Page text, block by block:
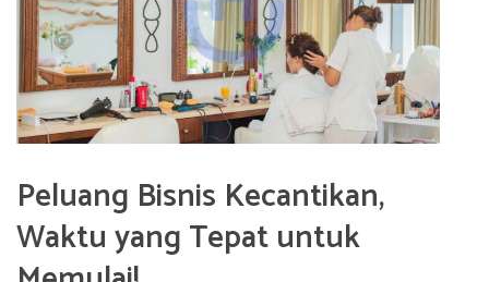
Peluang Bisnis Kecantikan,
Waktu yang Tepat untuk